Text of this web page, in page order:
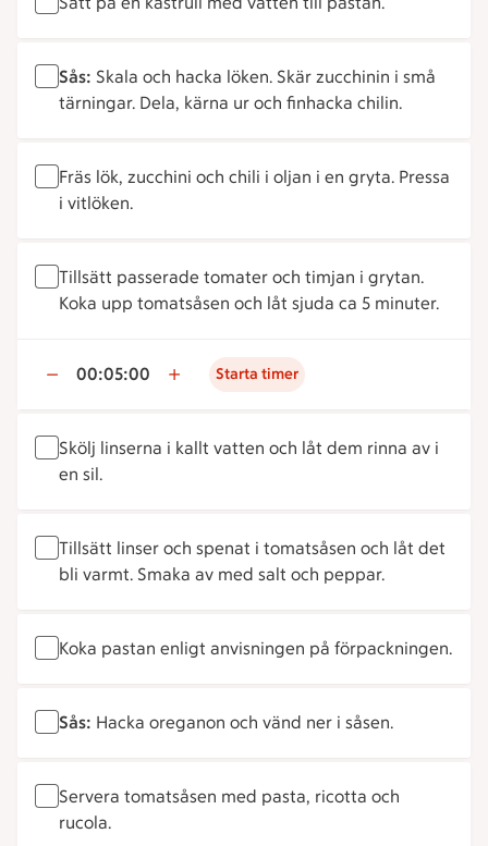
Sås: Skala och hacka löken. Skär zucchinin i små
tärningar. Dela, kärna ur och finhacka chilin.
Fräs lök, zucchini och chili i oljan i en gryta. Pressa
i vitlöken.
Tillsätt passerade tomater och timjan i grytan.
Koka upp tomatsåsen och låt sjuda ca 5 minuter.
00:05:00 Starta timer
Skölj linserna i kallt vatten och låt dem rinna av i
en sil.
Tillsätt linser och spenat i tomatsåsen och låt det
bli varmt. Smaka av med salt och peppar.
Koka pastan enligt anvisningen på förpackningen.
Sås: Hacka oreganon och vänd ner i såsen.
Servera tomatsåsen med pasta, ricotta och
rucola.